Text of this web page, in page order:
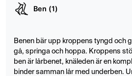
frakturer, stressrelaterade
senrupturer samt tidiga tecken på
Ben (1)
Benen bär upp kroppens tyngd och
gå, springa och hoppa. Kroppens
ben är lårbenet, knäleden är en
binder samman lår med underben.